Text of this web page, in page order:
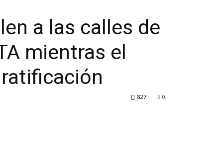
a las calles de
mientras el
0
827